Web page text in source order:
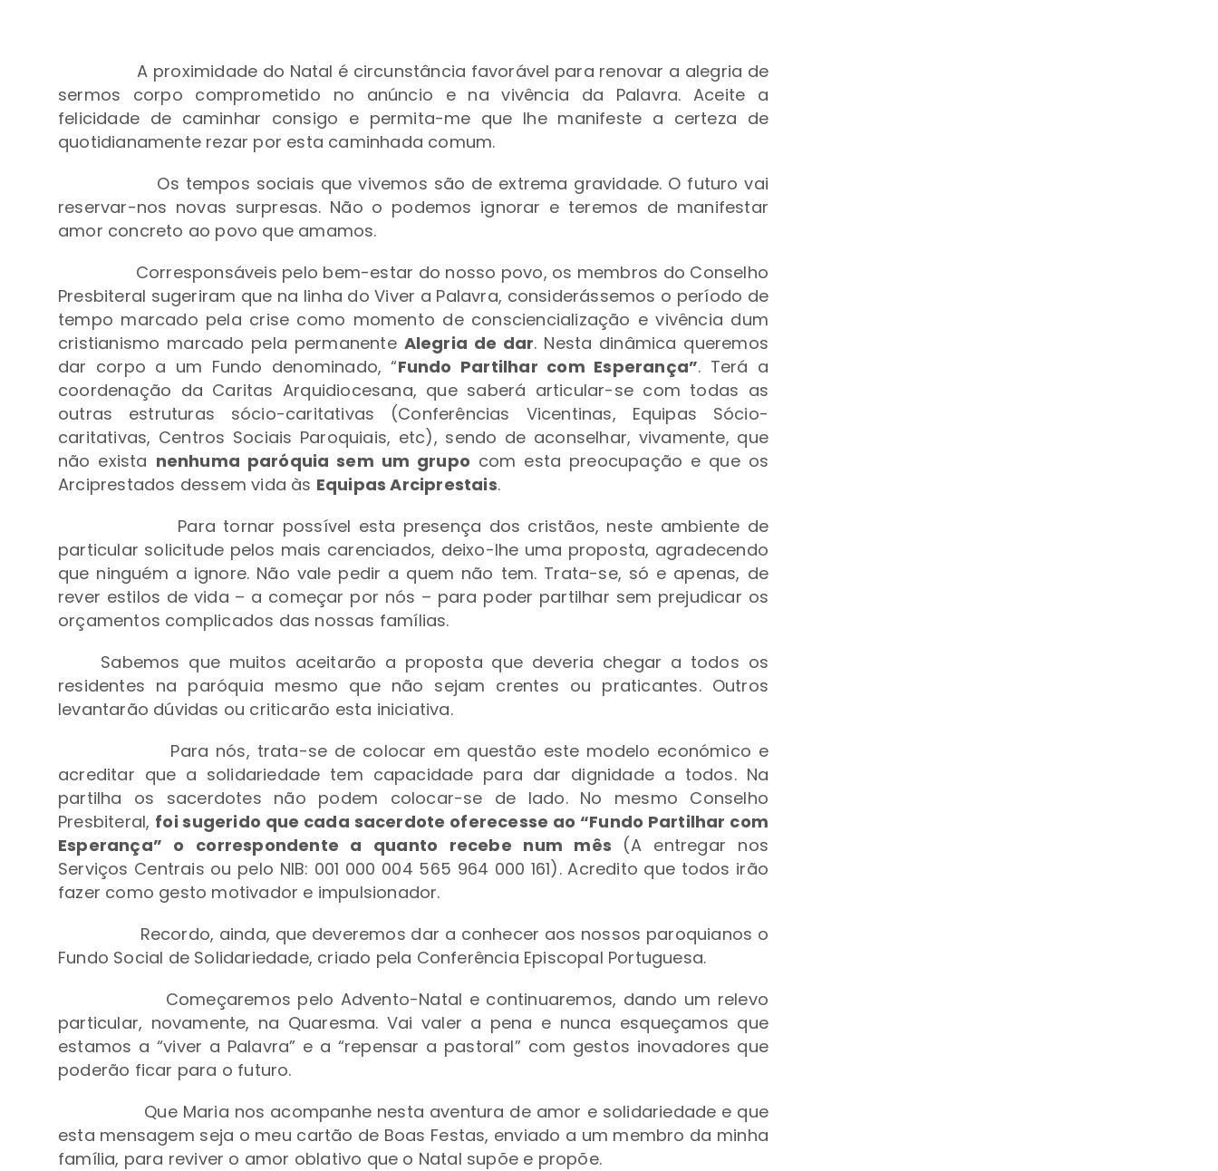
A proximidade do Natal é circunstância favorável para renovar a alegria de
sermos corpo comprometido no anúncio e na vivência da Palavra. Aceite a
felicidade de caminhar consigo e permita-me que lhe manifeste a certeza de
quotidianamente rezar por esta caminhada comum.
Os tempos sociais que vivemos são de extrema gravidade. O futuro vai
reservar-nos novas surpresas. Não o podemos ignorar e teremos de manifestar
amor concreto ao povo que amamos.
Corresponsáveis pelo bem-estar do nosso povo, os membros do Conselho
Presbiteral sugeriram que na linha do Viver a Palavra, considerássemos o período de
tempo marcado pela crise como momento de consciencialização e vivência dum
cristianismo marcado pela permanente Alegria de dar. Nesta dinâmica queremos
dar corpo a um Fundo denominado, “Fundo Partilhar com Esperança”. Terá a
coordenação da Caritas Arquidiocesana, que saberá articular-se com todas as
outras estruturas sócio-caritativas (Conferências Vicentinas, Equipas Sócio-
caritativas, Centros Sociais Paroquiais, etc), sendo de aconselhar, vivamente, que
não exista nenhuma paróquia sem um grupo com esta preocupação e que os
Arciprestados dessem vida às Equipas Arciprestais.
Para tornar possível esta presença dos cristãos, neste ambiente de
particular solicitude pelos mais carenciados, deixo-lhe uma proposta, agradecendo
que ninguém a ignore. Não vale pedir a quem não tem. Trata-se, só e apenas, de
rever estilos de vida – a começar por nós – para poder partilhar sem prejudicar os
orçamentos complicados das nossas famílias.
Sabemos que muitos aceitarão a proposta que deveria chegar a todos os
residentes na paróquia mesmo que não sejam crentes ou praticantes. Outros
levantarão dúvidas ou criticarão esta iniciativa.
Para nós, trata-se de colocar em questão este modelo económico e
acreditar que a solidariedade tem capacidade para dar dignidade a todos. Na
partilha os sacerdotes não podem colocar-se de lado. No mesmo Conselho
Presbiteral, foi sugerido que cada sacerdote oferecesse ao “Fundo Partilhar com
Esperança” o correspondente a quanto recebe num mês (A entregar nos
Serviços Centrais ou pelo NIB: 001 000 004 565 964 000 161). Acredito que todos irão
fazer como gesto motivador e impulsionador.
Recordo, ainda, que deveremos dar a conhecer aos nossos paroquianos o
Fundo Social de Solidariedade, criado pela Conferência Episcopal Portuguesa.
Começaremos pelo Advento-Natal e continuaremos, dando um relevo
particular, novamente, na Quaresma. Vai valer a pena e nunca esqueçamos que
estamos a “viver a Palavra” e a “repensar a pastoral” com gestos inovadores que
poderão ficar para o futuro.
Que Maria nos acompanhe nesta aventura de amor e solidariedade e que
esta mensagem seja o meu cartão de Boas Festas, enviado a um membro da minha
família, para reviver o amor oblativo que o Natal supõe e propõe.